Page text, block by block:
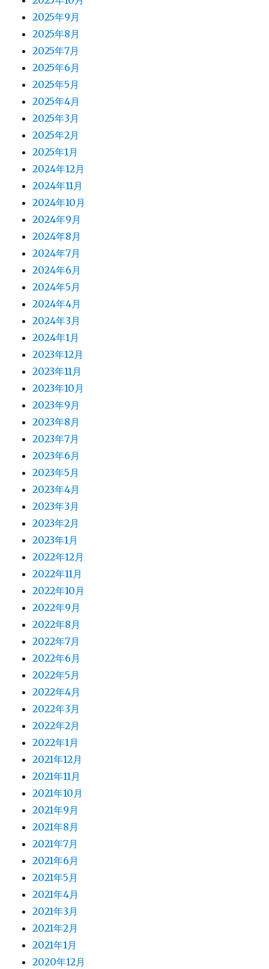
2025年9月
2025年8月
2025年7月
2025年6月
2025年5月
2025年4月
2025年3月
2025年2月
2025年1月
2024年12月
2024年11月
2024年10月
2024年9月
2024年8月
2024年7月
2024年6月
2024年5月
2024年4月
2024年3月
2024年1月
2023年12月
2023年11月
2023年10月
2023年9月
2023年8月
2023年7月
2023年6月
2023年5月
2023年4月
2023年3月
2023年2月
2023年1月
2022年12月
2022年11月
2022年10月
2022年9月
2022年8月
2022年7月
2022年6月
2022年5月
2022年4月
2022年3月
2022年2月
2022年1月
2021年12月
2021年11月
2021年10月
2021年9月
2021年8月
2021年7月
2021年6月
2021年5月
2021年4月
2021年3月
2021年2月
2021年1月
2020年12月